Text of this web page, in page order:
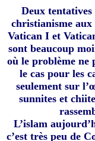
Deux tentatives
christianisme aux
Vatican I et
sont beaucoup
où le problème ne
le cas pour les
seulement sur
sunnites et
L’islam
c’est très peu de